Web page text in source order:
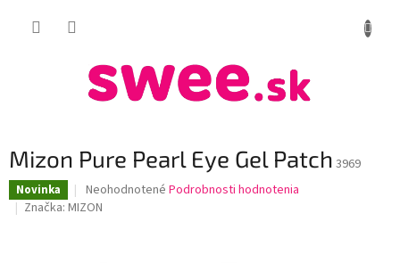
Mizon Pure Pearl Eye Gel Patch 3969
Novinka
Priemerné
hodnotenie
Neohodnotené Podrobnosti hodnotenia
Značka: MIZON